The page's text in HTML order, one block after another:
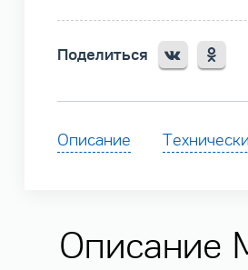
Поделиться
Описание
Описание